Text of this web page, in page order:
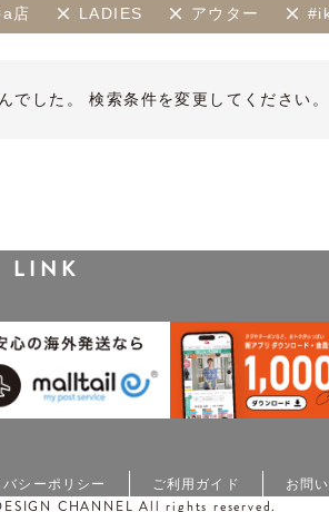
店 LADIES アウター
でした。 検索条件を変更してください。
LINK
バシーポリシー ご利用ガイド お問
CHANNEL All rights reserved.